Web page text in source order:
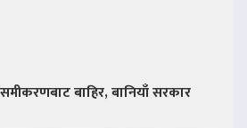
समीकरणबाट बाहिर, बानियाँ सरकार